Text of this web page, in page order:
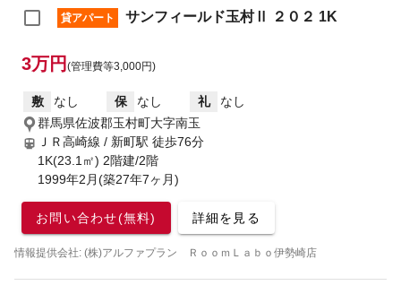
貸アパート サンフィールド玉村Ⅱ ２０２ 1K
3万円 (管理費等3,000円)
敷 なし 保 なし 礼
なし
群馬県佐波郡玉村町大字南玉
ＪＲ高崎線 / 新町駅 徒歩76分
1K(23.1㎡) 2階建/2階
1999年2月(築27年7ヶ月)
お問い合わせ(無料) 詳細を見る
情報提供会社: (株)アルファプラン ＲｏｏｍＬａｂｏ伊勢崎店